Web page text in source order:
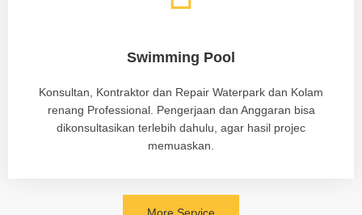
Swimming Pool
Konsultan, Kontraktor dan Repair Waterpark dan Kolam
renang Professional. Pengerjaan dan Anggaran bisa
dikonsultasikan terlebih dahulu, agar hasil projec
memuaskan.